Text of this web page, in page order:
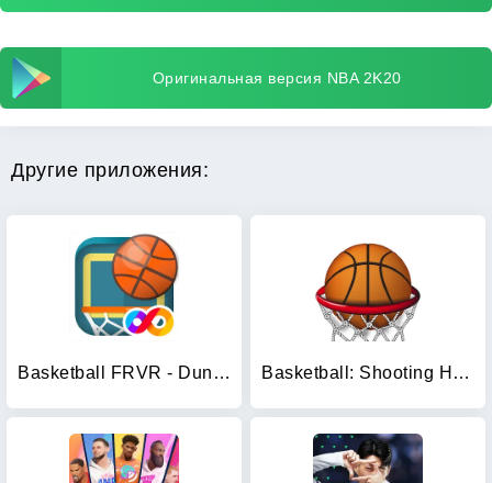
Оригинальная версия NBA 2K20
Другие приложения:
Basketball FRVR - Dunk Shoot Basketball: Shooting Hoops